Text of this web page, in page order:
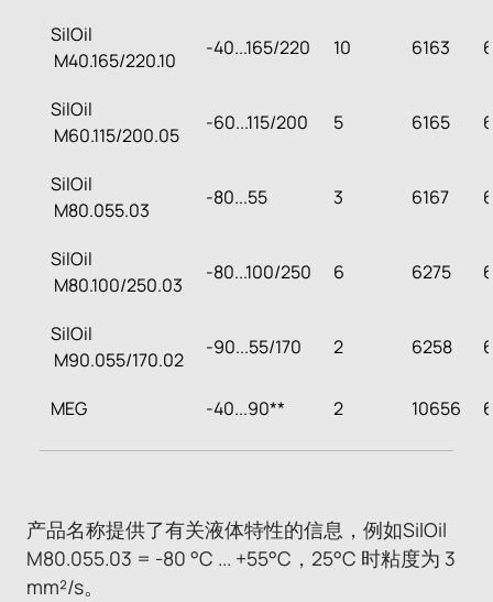
SilOil
M40.165/220.10
-40...165/220 10 6163
SilOil
M60.115/200.05
-60...115/200 5 6165
SilOil
M80.055.03
-80...55 3 6167
SilOil
M80.100/250.03
-80...100/250 6 6275
SilOil
M90.055/170.02
-90...55/170 2 6258
MEG -40...90** 2 10656
产品名称提供了有关液体特性的信息，例如SilOil
M80.055.03 = -80 °C ... +55°C，25°C 时粘度为 3
mm²/s。